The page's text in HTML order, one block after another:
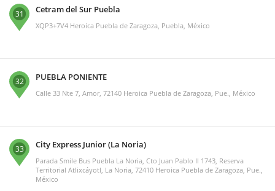
31 Cetram del Sur Puebla
XQP3+7V4 Heroica Puebla de Zaragoza, Puebla, México
32 PUEBLA PONIENTE
Calle 33 Nte 7, Amor, 72140 Heroica Puebla de Zaragoza, Pue., México
33 City Express Junior (La Noria)
Parada Smile Bus Puebla La Noria, Cto Juan Pablo II 1743, Reserva
Territorial Atlixcáyotl, La Noria, 72410 Heroica Puebla de Zaragoza, Pue.,
México